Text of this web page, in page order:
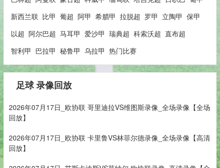
新西兰联 比甲 葡超 阿甲 希腊甲 拉脱超 罗甲 立陶甲 保甲
以超 阿尔巴超 马耳甲 爱沙甲 瑞典超 科索沃超 直布超
智利甲 巴拉甲 秘鲁甲 乌拉甲 热门比赛
足球 录像回放
2026年07月17日_欧协联 哥里迪拉VS维图斯录像_全场录像【全场
回放】
2026年07月17日_欧协联 卡里鲁VS林菲尔德录像_全场录像【高清
回放】